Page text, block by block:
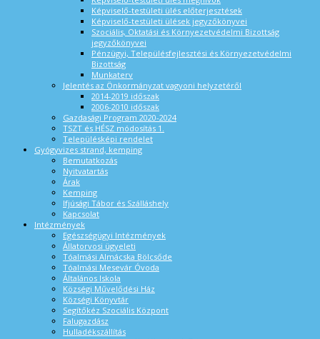
Képviselő-testületi ülés előterjesztések
Képviselő-testületi ülések jegyzőkönyvei
Szociális, Oktatási és Környezetvédelmi Bizottság
jegyzőkönyvei
Pénzügyi, Településfejlesztési és Környezetvédelmi
Bizottság
Munkaterv
Jelentés az Önkormányzat vagyoni helyzetéről
2014-2019 időszak
2006-2010 időszak
Gazdasági Program 2020-2024
TSZT és HÉSZ módosítás 1.
Településképi rendelet
Gyógyvizes strand, kemping
Bemutatkozás
Nyitvatartás
Árak
Kemping
Ifjúsági Tábor és Szálláshely
Kapcsolat
Intézmények
Egészségügyi Intézmények
Állatorvosi ügyeleti
Tóalmási Almácska Bölcsőde
Tóalmási Mesevár Óvoda
Általános Iskola
Községi Művelődési Ház
Községi Könyvtár
Segítőkéz Szociális Központ
Falugazdász
Hulladékszállítás